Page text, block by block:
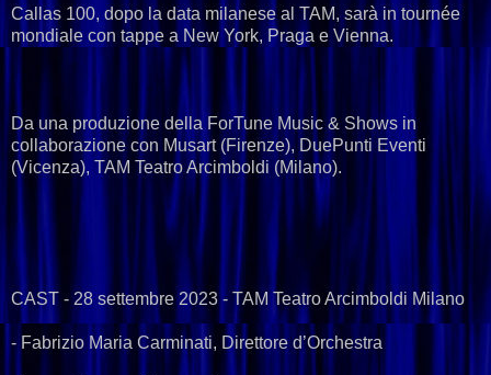
Callas 100, dopo la data milanese al TAM, sarà in tournée
mondiale con tappe a New York, Praga e Vienna.
Da una produzione della ForTune Music & Shows in
collaborazione con Musart (Firenze), DuePunti Eventi
(Vicenza), TAM Teatro Arcimboldi (Milano).
CAST - 28 settembre 2023 - TAM Teatro Arcimboldi Milano
- Fabrizio Maria Carminati, Direttore d’Orchestra